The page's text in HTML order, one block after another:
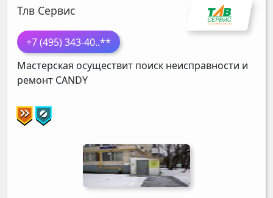
Тлв Сервис
+7 (495) 343-40..**
Мастерская осуществит поиск неисправности и
ремонт CANDY